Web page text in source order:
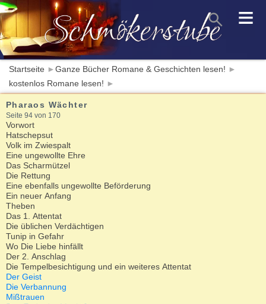
Startseite ► Ganze Bücher Romane & Geschichten lesen! ►
kostenlos Romane lesen! ►
Pharaos Wächter
Seite 94 von 170
Vorwort
Hatschepsut
Volk im Zwiespalt
Eine ungewollte Ehre
Das Scharmützel
Die Rettung
Eine ebenfalls ungewollte Beförderung
Ein neuer Anfang
Theben
Das 1. Attentat
Die üblichen Verdächtigen
Tunip in Gefahr
Wo Die Liebe hinfällt
Der 2. Anschlag
Die Tempelbesichtigung und ein weiteres Attentat
Der Geist
Die Verbannung
Mißtrauen
≡